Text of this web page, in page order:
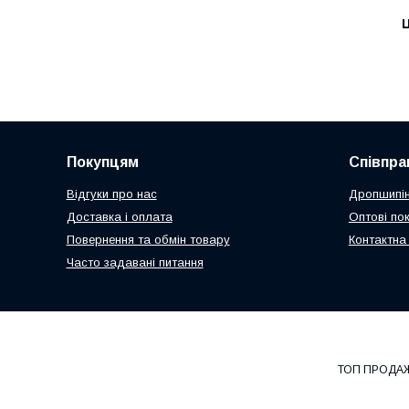
Покупцям
Відгуки про нас
Доставка і оплата
Повернення та обмін товару
Часто задавані питання
Оптові